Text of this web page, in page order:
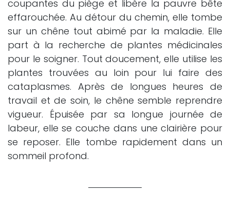
coupantes du piège et libère la pauvre bête
effarouchée. Au détour du chemin, elle tombe
sur un chêne tout abimé par la maladie. Elle
part à la recherche de plantes médicinales
pour le soigner. Tout doucement, elle utilise les
plantes trouvées au loin pour lui faire des
cataplasmes. Après de longues heures de
travail et de soin, le chêne semble reprendre
vigueur. Épuisée par sa longue journée de
labeur, elle se couche dans une clairière pour
se reposer. Elle tombe rapidement dans un
sommeil profond.